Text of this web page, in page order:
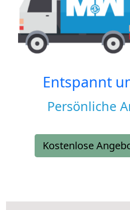
Entspannt
Persönliche
Kostenlose